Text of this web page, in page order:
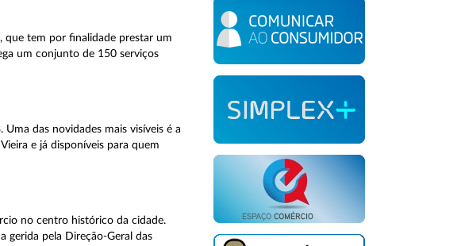
que tem por finalidade prestar um
um conjunto de 150 serviços
das novidades mais visíveis é a
e já disponíveis para quem
no centro histórico da cidade.
gerida pela Direção-Geral das